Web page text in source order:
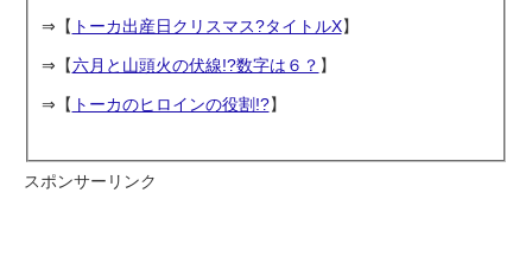
⇒【 トーカ出産日クリスマス?タイトルX】
⇒【六月と山頭火の伏線!?数字は６？ 】
⇒【 トーカのヒロインの役割!?】
スポンサーリンク